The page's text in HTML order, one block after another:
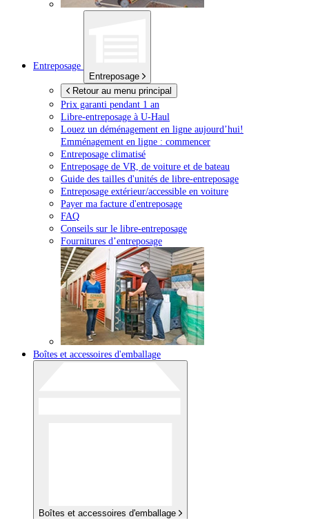
Entreposage
Entreposage
Retour au menu principal
Prix garanti pendant 1 an
Libre-entreposage à U-Haul
Louez un déménagement en ligne aujourd’hui!
Emménagement en ligne : commencer
Entreposage climatisé
Entreposage de VR, de voiture et de bateau
Guide des tailles d'unités de libre-entreposage
Entreposage extérieur/accessible en voiture
Payer ma facture d'entreposage
FAQ
Conseils sur le libre-entreposage
Fournitures d’entreposage
Boîtes et accessoires d'emballage
Boîtes et accessoires d'emballage